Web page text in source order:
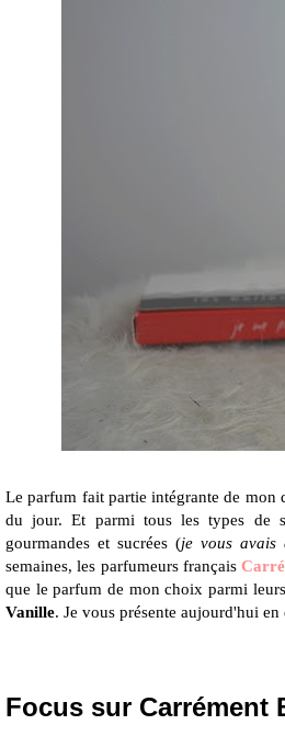
Le parfum fait partie intégrante de mon
du jour. Et parmi tous les types de
gourmandes et sucrées (je vous avais
semaines, les parfumeurs français
que le parfum de mon choix parmi
Vanille. Je vous présente aujourd'hui
Focus sur Carrément